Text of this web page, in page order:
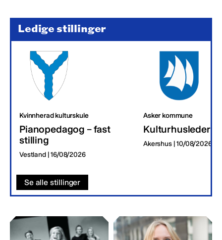
Ledige stillinger
Kvinnherad kulturskule
Pianopedagog – fast
stilling
Vestland | 16/08/2026
Asker kommune
Kulturhusleder
Akershus | 10/08/2026
Se alle stillinger